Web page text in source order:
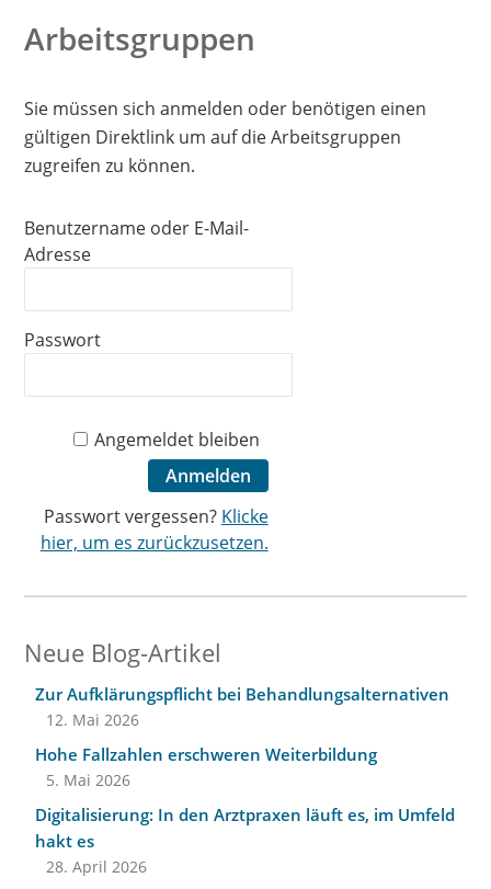
Arbeitsgruppen
Sie müssen sich anmelden oder benötigen einen
gültigen Direktlink um auf die Arbeitsgruppen
zugreifen zu können.
Benutzername oder E-Mail-
Adresse
Passwort
Angemeldet bleiben
Passwort vergessen? Klicke
hier, um es zurückzusetzen.
Neue Blog-Artikel
Zur Aufklärungspflicht bei Behandlungsalternativen
12. Mai 2026
Hohe Fallzahlen erschweren Weiterbildung
5. Mai 2026
Digitalisierung: In den Arztpraxen läuft es, im Umfeld
hakt es
28. April 2026